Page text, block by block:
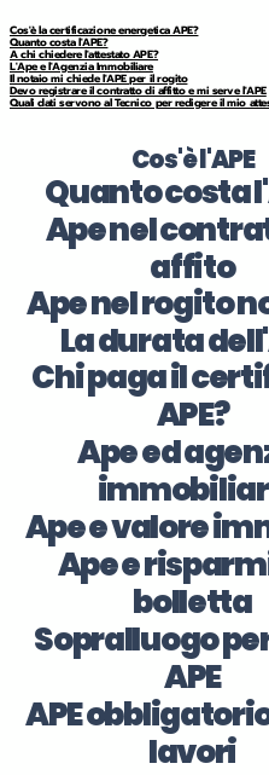
Cos'è la certificazione energetica APE?
Quanto costa l'APE?
A chi chiedere l'attestato APE?
L'Ape e l'Agenzia Immobiliare
Il notaio mi chiede l'APE per il rogito
Devo registrare il contratto di affitto e mi serve l'APE
Quali dati servono al Tecnico per redigere il mio
Cos'è l'APE
Quanto costa
Ape nel
affito
Ape nel rogito
La durata
Chi paga il
APE?
Ape ed
Ape e valore
Ape e
bolletta
Sopralluogo
APE
APE
lavori